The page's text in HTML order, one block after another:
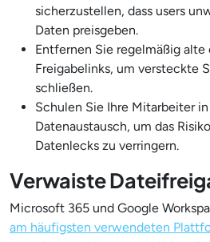
sicherzustellen, dass users
Daten preisgeben.
Entfernen Sie regelmäßig alte
Freigabelinks, um versteckte
schließen.
Schulen Sie Ihre Mitarbeiter
Datenaustausch, um das
Datenlecks zu verringern.
Verwaiste
Microsoft 365 und Google
am häufigsten verwendeten